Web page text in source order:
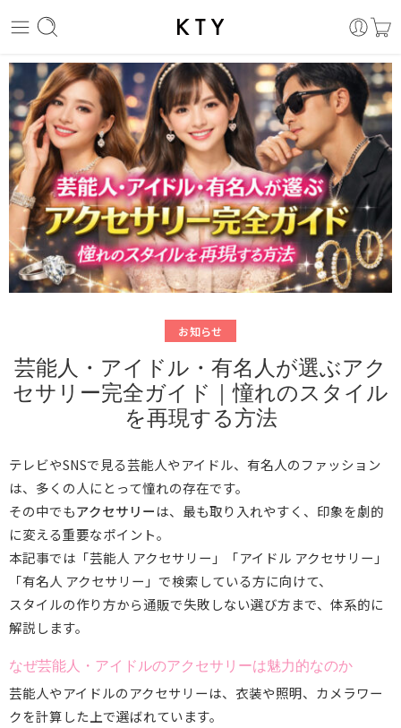
お知らせ
芸能人・アイドル・有名人が選ぶアク
セサリー完全ガイド｜憧れのスタイル
を再現する方法
テレビやSNSで見る芸能人やアイドル、有名人のファッション
は、多くの人にとって憧れの存在です。
その中でもアクセサリーは、最も取り入れやすく、印象を劇的
に変える重要なポイント。
本記事では「芸能人 アクセサリー」「アイドル アクセサリー」
「有名人 アクセサリー」で検索している方に向けて、
スタイルの作り方から通販で失敗しない選び方まで、体系的に
解説します。
なぜ芸能人・アイドルのアクセサリーは魅力的なのか
芸能人やアイドルのアクセサリーは、衣装や照明、カメラワー
クを計算した上で選ばれています。